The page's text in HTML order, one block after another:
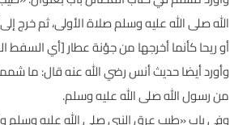
الله صلى الله عليه وسلم صلاة الأولى، ثم
أو ريحا كأنما أخرجها من جؤنة عطار [أي السفط
وأورد أيضا حديث أنس رضي الله عنه قال: ما
من رسول الله صلى الله عليه وسلم.
وفي باب «طيب عرق النبي صلى الله عليه وسلم